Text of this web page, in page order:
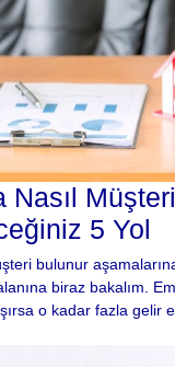
Nasıl
5 Yol
bulunur
biraz bakalım.
o kadar fazla gelir